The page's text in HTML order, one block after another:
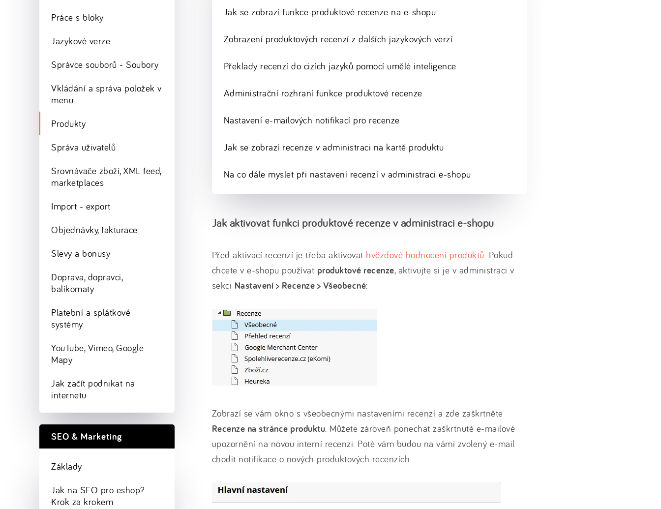
Jak se zobrazí funkce produktové recenze na e-shopu
Zobrazení produktových recenzí z dalších jazykových verzí
Překlady recenzí do cizích jazyků pomocí umělé inteligence
Administrační rozhraní funkce produktové recenze
Nastavení e-mailových notifikací pro recenze
Jak se zobrazí recenze v administraci na kartě produktu
Na co dále myslet při nastavení recenzí v administraci e-shopu
Jak aktivovat funkci produktové recenze v administraci e-shopu
Před aktivací recenzí je třeba aktivovat hvězdové hodnocení produktů. Pokud
chcete v e-shopu používat produktové recenze, aktivujte si je v administraci v
sekci Nastavení > Recenze > Všeobecné:
Zobrazí se vám okno s všeobecnými nastaveními recenzí a zde zaškrtněte
Recenze na stránce produktu. Můžete zároveň ponechat zaškrtnuté e-mailové
upozornění na novou interní recenzi. Poté vám budou na vámi zvolený e-mail
chodit notifikace o nových produktových recenzích.
Práce s bloky
Jazykové verze
Správce souborů - Soubory
Vkládání a správa položek v
menu
Produkty
Správa uživatelů
Srovnávače zboží, XML feed,
marketplaces
Import - export
Objednávky, fakturace
Slevy a bonusy
Doprava, dopravci,
balíkomaty
Platební a splátkové
systémy
YouTube, Vimeo, Google
Mapy
Jak začít podnikat na
internetu
SEO & Marketing
Základy
Jak na SEO pro eshop?
Krok za krokem